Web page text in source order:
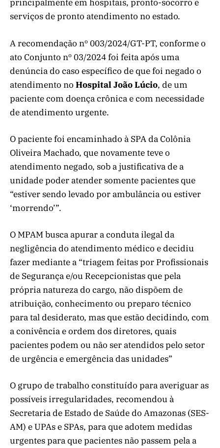
principalmente em hospitais, pronto-socorro e
serviços de pronto atendimento no estado.
A recomendação nº 003/2024/GT-PT, conforme o
ato Conjunto nº 03/2024 foi feita após uma
denúncia do caso específico de que foi negado o
atendimento no Hospital João Lúcio, de um
paciente com doença crônica e com necessidade
de atendimento urgente.
O paciente foi encaminhado à SPA da Colônia
Oliveira Machado, que novamente teve o
atendimento negado, sob a justificativa de a
unidade poder atender somente pacientes que
“estiver sendo levado por ambulância ou estiver
‘morrendo’”.
O MPAM busca apurar a conduta ilegal da
negligência do atendimento médico e decidiu
fazer mediante a “triagem feitas por Profissionais
de Segurança e/ou Recepcionistas que pela
própria natureza do cargo, não dispõem de
atribuição, conhecimento ou preparo técnico
para tal desiderato, mas que estão decidindo, com
a conivência e ordem dos diretores, quais
pacientes podem ou não ser atendidos pelo setor
de urgência e emergência das unidades”
O grupo de trabalho constituído para averiguar as
possíveis irregularidades, recomendou à
Secretaria de Estado de Saúde do Amazonas (SES-
AM) e UPAs e SPAs, para que adotem medidas
urgentes para que pacientes não passem pela a